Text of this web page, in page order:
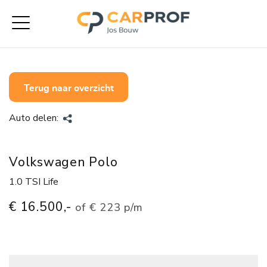
Terug naar overzicht
Auto delen:
Volkswagen Polo
1.0 TSI Life
€ 16.500,- of € 223 p/m